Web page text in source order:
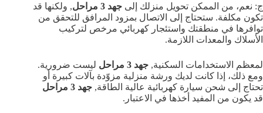
ج: نعم، من الممكن تحويل منزلك إلى جهد 3 مراحل
, ولكنها قد
تكون مكلفة. ستحتاج إلى الاتصال بمزود المرافق للتحقق من
توافرها في منطقتك واستئجار كهربائي مرخص لتركيب
الأسلاك والمعدات اللازمة.
لمعظم الاستخدامات السكنية, جهد 3 مراحل
ليست ضرورية.
ومع ذلك، إذا كانت لديك ورشة منزلية مزوّدة بآلات كبيرة أو
تحتاج إلى شحن سيارة كهربائية عالية الطاقة, جهد 3 مراحل
قد يكون من المفيد أخذها في الاعتبار.